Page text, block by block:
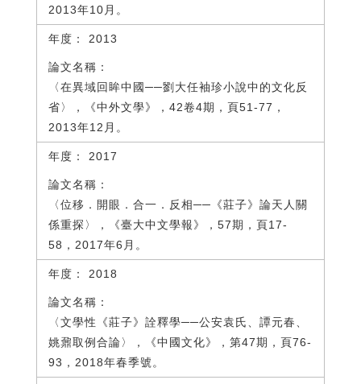
2013年10月。
2013
〈在異域回眸中國──劉大任袖珍小說中的文化反
省〉，《中外文學》，42卷4期，頁51-77，
2013年12月。
2017
〈位移．開眼．合一．反相──《莊子》論天人關
係重探〉，《臺大中文學報》，57期，頁17-
58，2017年6月。
2018
〈文學性《莊子》詮釋學──公安袁氏、譚元春、
姚鼐取例合論〉，《中國文化》，第47期，頁76-
93，2018年春季號。